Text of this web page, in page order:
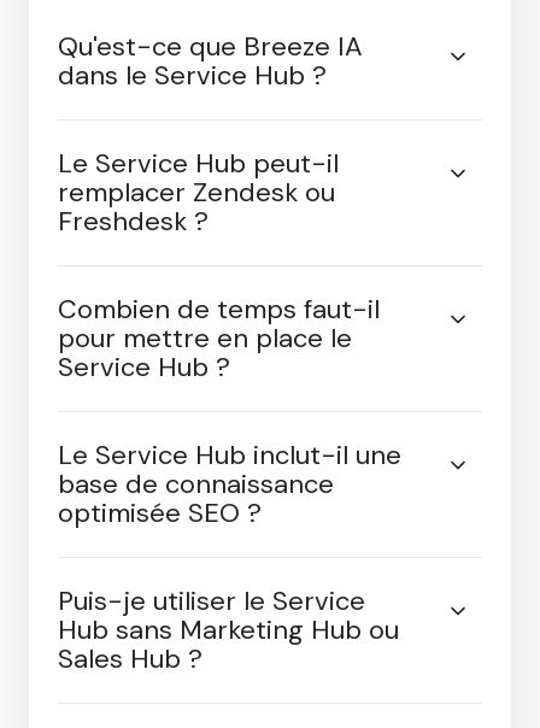
Qu'est-ce que Breeze IA
dans le Service Hub ?
Le Service Hub peut-il
remplacer Zendesk ou
Freshdesk ?
Combien de temps faut-il
pour mettre en place le
Service Hub ?
Le Service Hub inclut-il une
base de connaissance
optimisée SEO ?
Puis-je utiliser le Service
Hub sans Marketing Hub ou
Sales Hub ?